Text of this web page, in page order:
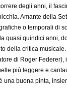
degli anni, il
Amante della
o temporali di
quasi quindici anni,
della critica
di Roger Federer),
più leggere e
una buona pinta,